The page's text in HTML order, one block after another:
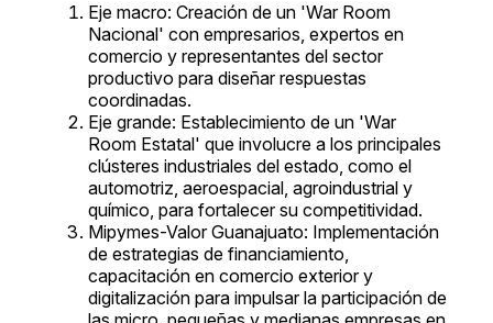
Eje macro: Creación de un 'War Room
Nacional' con empresarios, expertos en
comercio y representantes del sector
productivo para diseñar respuestas
coordinadas.
Eje grande: Establecimiento de un 'War
Room Estatal' que involucre a los principales
clústeres industriales del estado, como el
automotriz, aeroespacial, agroindustrial y
químico, para fortalecer su competitividad.
Mipymes-Valor Guanajuato: Implementación
de estrategias de financiamiento,
capacitación en comercio exterior y
digitalización para impulsar la participación de